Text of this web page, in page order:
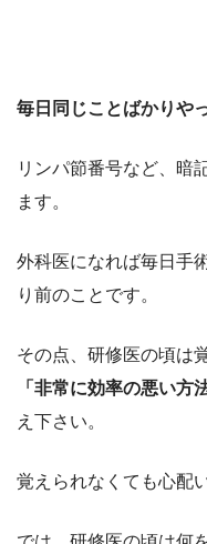
毎日同じことばかりや
リンパ節番号など、暗
ます。
外科医になれば毎日手
り前のことです。
その点、研修医の頃は
「非常に効率の悪い方
え下さい。
覚えられなくても心配